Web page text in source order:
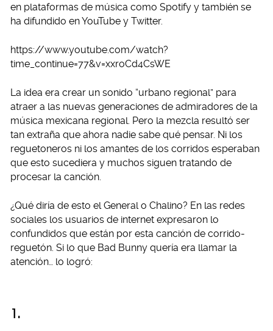
en plataformas de música como Spotify y también se
ha difundido en YouTube y Twitter.
https://www.youtube.com/watch?
time_continue=77&v=xxroCd4CsWE
La idea era crear un sonido “urbano regional” para
atraer a las nuevas generaciones de admiradores de la
música mexicana regional. Pero la mezcla resultó ser
tan extraña que ahora nadie sabe qué pensar. Ni los
reguetoneros ni los amantes de los corridos esperaban
que esto sucediera y muchos siguen tratando de
procesar la canción.
¿Qué diría de esto el General o Chalino? En las redes
sociales los usuarios de internet expresaron lo
confundidos que están por esta canción de corrido-
reguetón. Si lo que Bad Bunny quería era llamar la
atención… lo logró:
1.